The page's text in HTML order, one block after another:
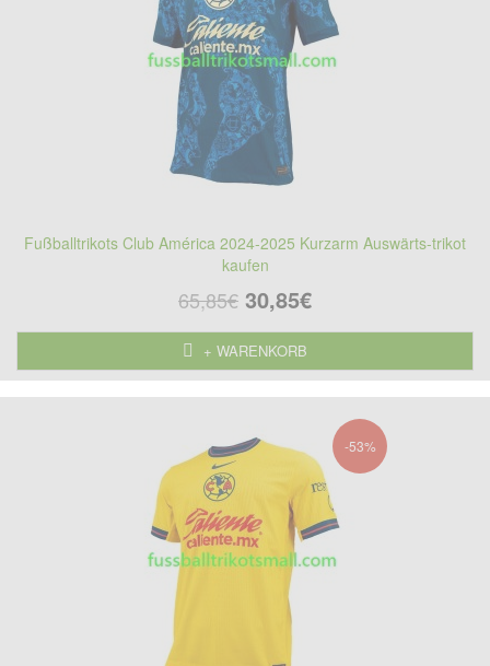
Fußballtrikots Club América 2024-2025 Kurzarm Auswärts-trikot
kaufen
65,85€ 30,85€
+ WARENKORB
-53%